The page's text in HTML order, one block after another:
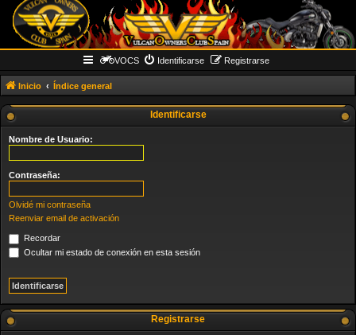
VOCS Identificarse Registrarse
Inicio Índice general
Identificarse
Nombre de Usuario:
Contraseña:
Olvidé mi contraseña
Reenviar email de activación
Recordar
Ocultar mi estado de conexión en esta sesión
Registrarse